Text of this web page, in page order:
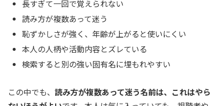
長すぎて一回で覚えられない
読み方が複数あって迷う
恥ずかしさが強く、年齢が上がると使いにくい
本人の人柄や活動内容とズレている
検索すると別の強い固有名に埋もれやすい
この中でも、 読み方が複数あって迷う名前は、これはやら